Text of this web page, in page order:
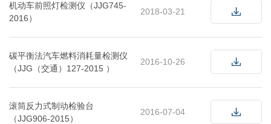
机动车前照灯检测仪（JJG745-
2016）
2018-03-21
碳平衡法汽车燃料消耗量检测仪
（JJG（交通）127-2015 ）
2016-10-26
滚筒反力式制动检验台
（JJG906-2015）
2016-07-04